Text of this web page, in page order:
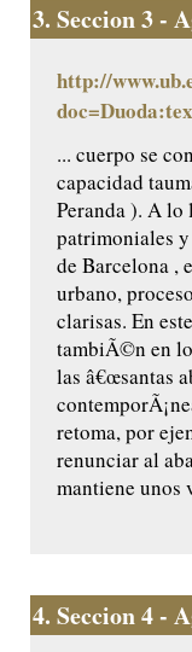
3. Seccion 3 -
http://
... cuerpo se
capacidad
Peranda ). A lo
patrimoniales
de Barcelona ,
urbano,
clarisas. En
tambiÃ©n en
las â€œsantas
retoma, por
renunciar al
mantiene unos
4. Seccion 4 -